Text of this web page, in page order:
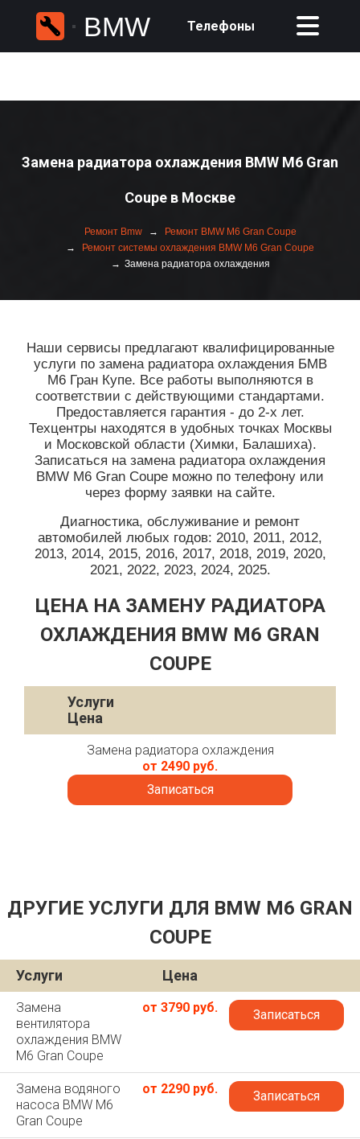
BMW Телефоны
Замена радиатора охлаждения BMW M6 Gran
Coupe в Москве
Ремонт Bmw
Ремонт BMW M6 Gran Coupe
Ремонт системы охлаждения BMW M6 Gran Coupe
Замена радиатора охлаждения
Наши сервисы предлагают квалифицированные
услуги по замена радиатора охлаждения БМВ
М6 Гран Купе. Все работы выполняются в
соответствии с действующими стандартами.
Предоставляется гарантия - до 2-х лет.
Техцентры находятся в удобных точках Москвы
и Московской области (Химки, Балашиха).
Записаться на замена радиатора охлаждения
BMW M6 Gran Coupe можно по телефону или
через форму заявки на сайте.
Диагностика, обслуживание и ремонт
автомобилей любых годов: 2010, 2011, 2012,
2013, 2014, 2015, 2016, 2017, 2018, 2019, 2020,
2021, 2022, 2023, 2024, 2025.
ЦЕНА НА ЗАМЕНУ РАДИАТОРА
ОХЛАЖДЕНИЯ BMW M6 GRAN
COUPE
Услуги
Цена
Замена радиатора охлаждения
от 2490 руб.
Записаться
ДРУГИЕ УСЛУГИ ДЛЯ BMW M6 GRAN
COUPE
Услуги Цена
Замена
вентилятора
охлаждения BMW
M6 Gran Coupe
от 3790 руб. Записаться
Замена водяного
насоса BMW M6
Gran Coupe
от 2290 руб. Записаться